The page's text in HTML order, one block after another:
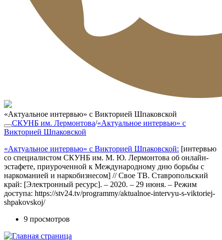
«Актуальное интервью» с Викторией Шпаковской
СКУНБ им. Лермонтова/«Актуальное интервью» с
Викторией Шпаковской
«Актуальное интервью» с Викторией Шпаковской: [интервью
со специалистом СКУНБ им. М. Ю. Лермонтова об онлайн-
эстафете, приуроченной к Международному дню борьбы с
наркоманией и наркобизнесом] // Свое ТВ. Ставропольский
край: [Электронный ресурс]. – 2020. – 29 июня. – Режим
доступа: https://stv24.tv/programmy/aktualnoe-intervyu-s-viktoriej-
shpakovskoj/
9 просмотров